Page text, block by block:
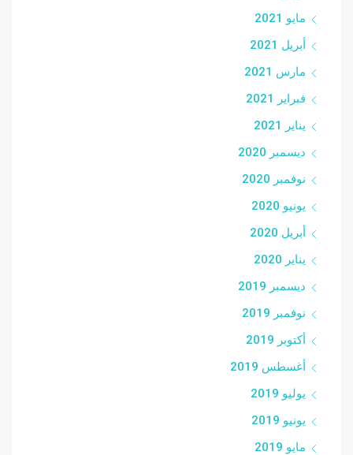
مايو 2021
أبريل 2021
مارس 2021
فبراير 2021
يناير 2021
ديسمبر 2020
نوفمبر 2020
يونيو 2020
أبريل 2020
يناير 2020
ديسمبر 2019
نوفمبر 2019
أكتوبر 2019
أغسطس 2019
يوليو 2019
يونيو 2019
مايو 2019